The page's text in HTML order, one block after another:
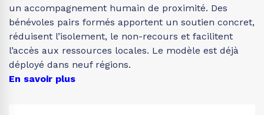
un accompagnement humain de proximité. Des
bénévoles pairs formés apportent un soutien concret,
réduisent l’isolement, le non-recours et facilitent
l’accès aux ressources locales. Le modèle est déjà
déployé dans neuf régions.
En savoir plus